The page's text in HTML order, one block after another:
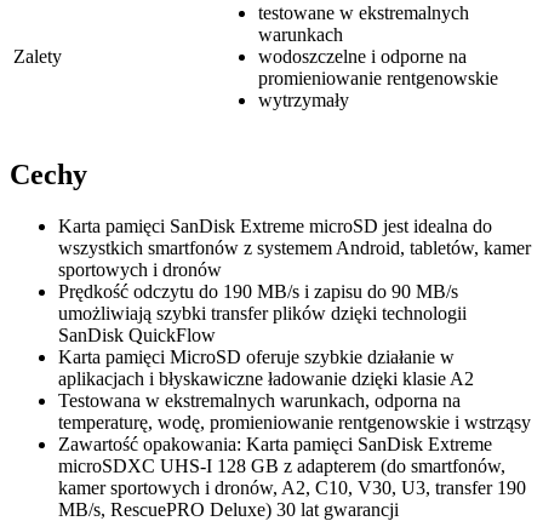
Zalety
testowane w ekstremalnych
warunkach
wodoszczelne i odporne na
promieniowanie rentgenowskie
wytrzymały
Cechy
Karta pamięci SanDisk Extreme microSD jest idealna do
wszystkich smartfonów z systemem Android, tabletów, kamer
sportowych i dronów
Prędkość odczytu do 190 MB/s i zapisu do 90 MB/s
umożliwiają szybki transfer plików dzięki technologii
SanDisk QuickFlow
Karta pamięci MicroSD oferuje szybkie działanie w
aplikacjach i błyskawiczne ładowanie dzięki klasie A2
Testowana w ekstremalnych warunkach, odporna na
temperaturę, wodę, promieniowanie rentgenowskie i wstrząsy
Zawartość opakowania: Karta pamięci SanDisk Extreme
microSDXC UHS-I 128 GB z adapterem (do smartfonów,
kamer sportowych i dronów, A2, C10, V30, U3, transfer 190
MB/s, RescuePRO Deluxe) 30 lat gwarancji